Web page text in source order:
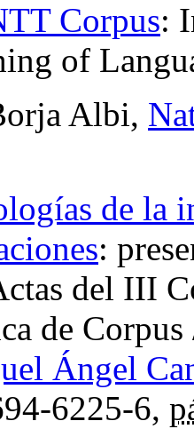
Corpus:
of
Albi,
de la
:
del III
de Corpus
Ángel
6225-6,